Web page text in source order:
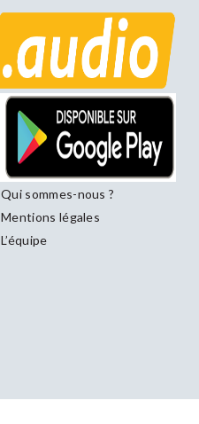
Qui sommes-nous ?
Mentions légales
L’équipe